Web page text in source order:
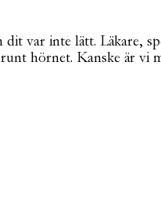
var inte lätt. Läkare,
hörnet. Kanske är vi